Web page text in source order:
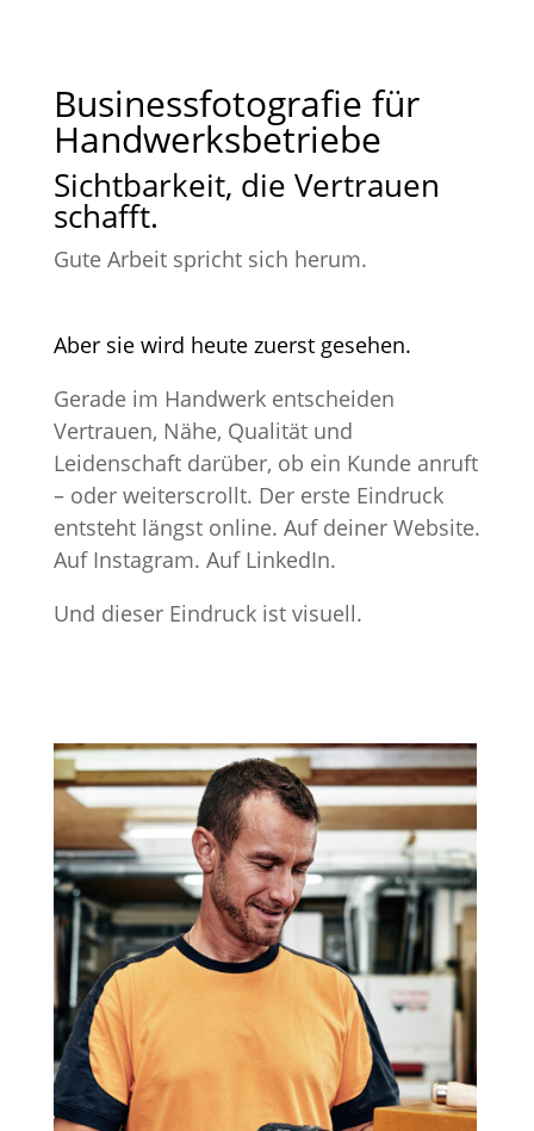
Businessfotografie für
Handwerksbetriebe
Sichtbarkeit, die Vertrauen
schafft.
Gute Arbeit spricht sich herum.
Aber sie wird heute zuerst gesehen.
Gerade im Handwerk entscheiden
Vertrauen, Nähe, Qualität und
Leidenschaft darüber, ob ein Kunde anruft
– oder weiterscrollt. Der erste Eindruck
entsteht längst online. Auf deiner Website.
Auf Instagram. Auf LinkedIn.
Und dieser Eindruck ist visuell.